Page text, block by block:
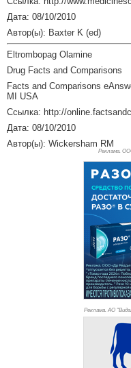
Дата: 08/10/2010
Автор(ы): Baxter K (ed)
Eltrombopag Olamine
Drug Facts and Comparisons
Facts and Comparisons
MI USA
Ссылка: http://
Дата: 08/10/2010
Автор(ы): Wickersham RM
Реклама.
Реклама. АО